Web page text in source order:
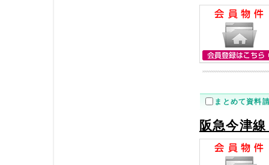
まとめて資料
阪急今津